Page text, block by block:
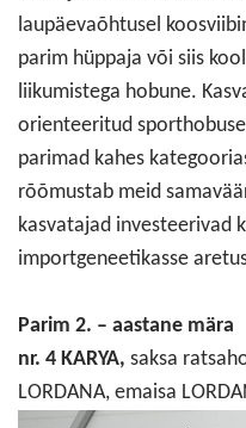
laupäevaõhtusel
parim hüppaja või siis
liikumistega hobune.
orienteeritud
parimad kahes
rõõmustab meid
kasvatajad investeerivad
importgeneetikasse
Parim 2. – aastane mära
nr. 4 KARYA, saksa
LORDANA, emaisa